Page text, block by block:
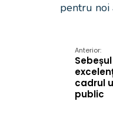
pentru noi
Anterior:
cadrul
public